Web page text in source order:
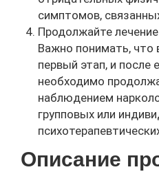
симптомов,
Продолжайте
Важно понимать, что
первый этап, и после
необходимо
наблюдением
групповых или
Описание